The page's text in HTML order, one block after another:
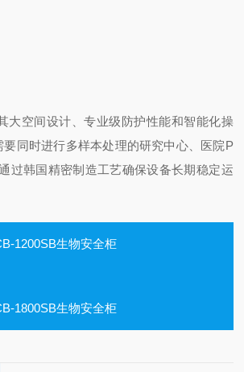
大空间设计、专业级防护性能和智能化操
同时进行多样本处理的研究中心、医院P
过韩国精密制造工艺确保设备长期稳定运
1200SB生物安全柜
1800SB生物安全柜